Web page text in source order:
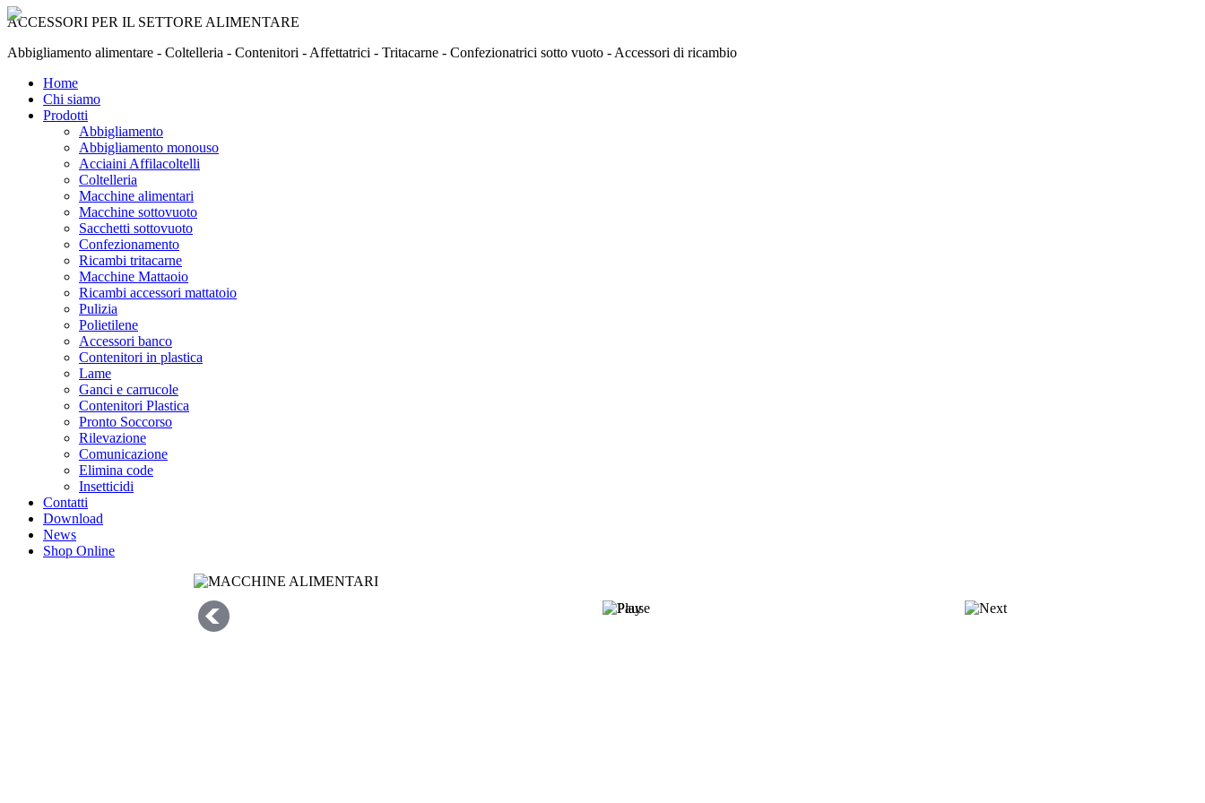
ACCESSORI PER IL SETTORE ALIMENTARE
Abbigliamento alimentare - Coltelleria - Contenitori - Affettatrici - Tritacarne - Confezionatrici sotto vuoto - Accessori di ricambio
Home
Chi siamo
Prodotti
Abbigliamento
Abbigliamento monouso
Acciaini Affilacoltelli
Coltelleria
Macchine alimentari
Macchine sottovuoto
Sacchetti sottovuoto
Confezionamento
Ricambi tritacarne
Macchine Mattaoio
Ricambi accessori mattatoio
Pulizia
Polietilene
Accessori banco
Contenitori in plastica
Lame
Ganci e carrucole
Contenitori Plastica
Pronto Soccorso
Rilevazione
Comunicazione
Elimina code
Insetticidi
Contatti
Download
News
Shop Online